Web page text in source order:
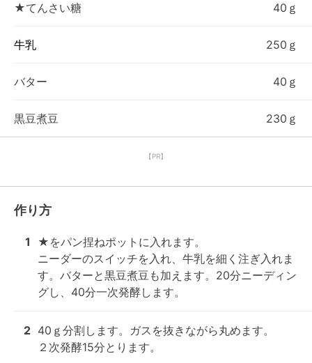
★てんさい糖 40ｇ
牛乳 250ｇ
バター 40ｇ
黒豆煮豆 230ｇ
【PR】
作り方
1
★をパン捏ねポットに入れます。
ニーダーのスイッチを入れ、牛乳を細く注ぎ入れま
す。バターと黒豆煮豆も加えます。20分ニーディン
グし、40分一次発酵します。
2 40ｇ分割します。ガスを抜きながら丸めます。
２次発酵15分とります。